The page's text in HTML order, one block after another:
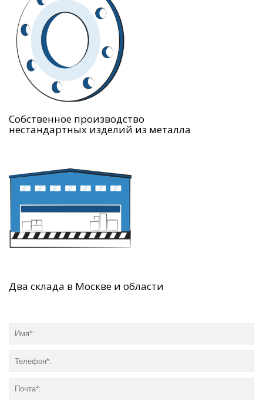
Собственное производство
нестандартных изделий из металла
Два склада в Москве и области